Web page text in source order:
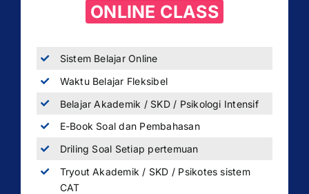
ONLINE CLASS
Sistem Belajar Online
Waktu Belajar Fleksibel
Belajar Akademik / SKD / Psikologi Intensif
E-Book Soal dan Pembahasan
Driling Soal Setiap pertemuan
Tryout Akademik / SKD / Psikotes sistem
CAT